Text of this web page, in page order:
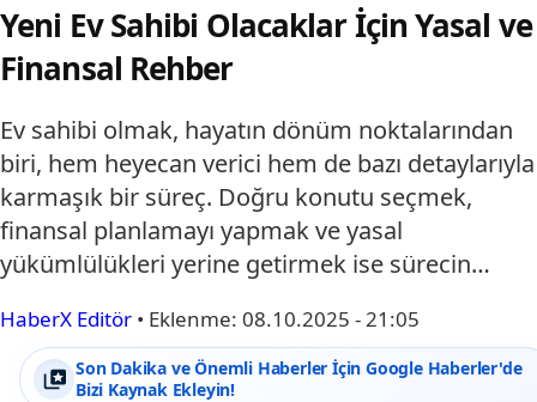
Yeni Ev Sahibi Olacaklar İçin Yasal ve
Finansal Rehber
Ev sahibi olmak, hayatın dönüm noktalarından
biri, hem heyecan verici hem de bazı detaylarıyla
karmaşık bir süreç. Doğru konutu seçmek,
finansal planlamayı yapmak ve yasal
yükümlülükleri yerine getirmek ise sürecin…
HaberX Editör • Eklenme: 08.10.2025 - 21:05
Son Dakika ve Önemli Haberler İçin Google Haberler'de
Bizi Kaynak Ekleyin!